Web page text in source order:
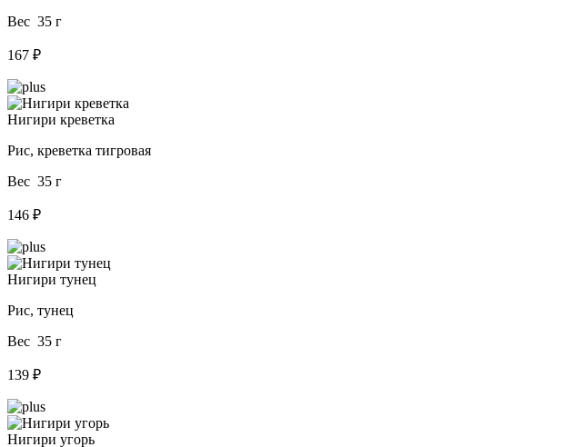
Вес 35 г
167 ₽
Нигири креветка
Рис, креветка тигровая
Вес 35 г
146 ₽
Нигири тунец
Рис, тунец
Вес 35 г
139 ₽
Нигири угорь